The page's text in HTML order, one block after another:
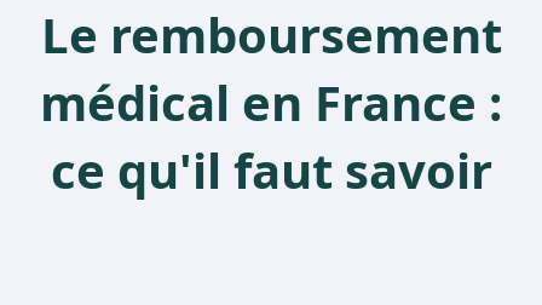
Le remboursement
médical en France :
ce qu'il faut savoir